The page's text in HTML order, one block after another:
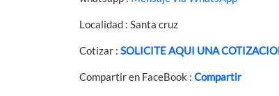
Localidad : Santa cruz
Cotizar : SOLICITE AQUI UNA
Compartir en FaceBook : Compartir